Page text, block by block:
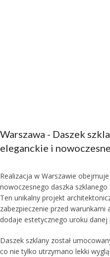
Warszawa - Daszek
eleganckie i
Realizacja w Warszawie
nowoczesnego daszka
Ten unikalny projekt
zabezpieczenie przed
dodaje estetycznego uroku danej
Daszek szklany został
co nie tylko utrzymano lekki